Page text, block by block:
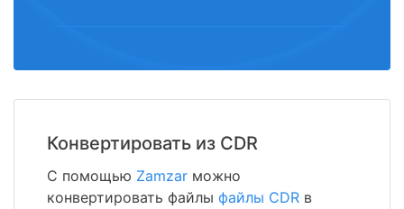
Конвертировать из CDR
С помощью Zamzar можно
конвертировать файлы файлы CDR в